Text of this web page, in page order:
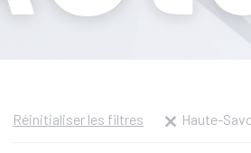
Réinitialiser les filtres Haute-